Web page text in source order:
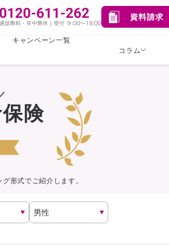
資料請求
女性医療保険
持病がある方向け
火災保険
女性医療保険
介護・認知症保険
キャンペーン一覧
コラム
心配事
険
形式でご紹介します。